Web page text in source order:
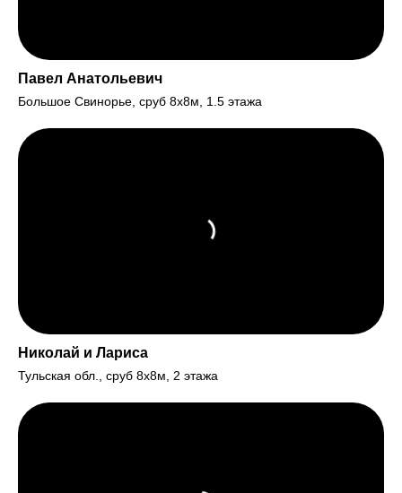
Павел Анатольевич
Большое Свинорье, сруб 8х8м, 1.5 этажа
Николай и Лариса
Тульская обл., сруб 8х8м, 2 этажа